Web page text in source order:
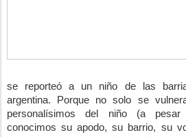
se reporteó a un niño de las
argentina. Porque no solo se
personalísimos del niño (a pesar
conocimos su apodo, su barrio, su